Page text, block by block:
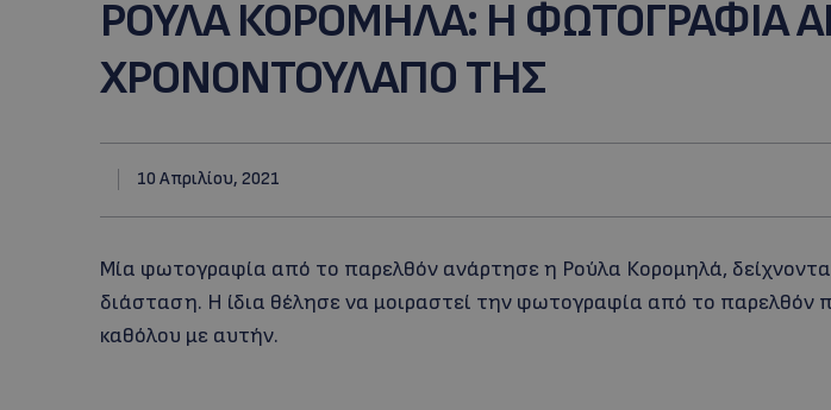
ΡΟΥΛΑ ΚΟΡΟΜΗΛΑ: H ΦΩΤΟΓΡΑΦΙΑ
ΧΡΟΝΟΝΤΟΥΛΑΠΟ ΤΗΣ
10 Απριλίου, 2021
Μία φωτογραφία από το παρελθόν ανάρτησε η Ρούλα Κορομηλά,
διάσταση. Η ίδια θέλησε να μοιραστεί την φωτογραφία από το παρελθόν
καθόλου με αυτήν.